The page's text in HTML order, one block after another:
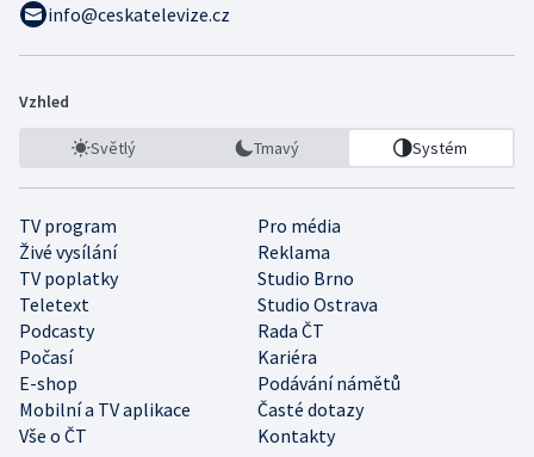
info@ceskatelevize.cz
Vzhled
Světlý Tmavý Systém
TV program
Pro média
Živé vysílání
Reklama
TV poplatky
Studio Brno
Teletext
Studio Ostrava
Podcasty
Rada ČT
Počasí
Kariéra
E-shop
Podávání námětů
Mobilní a TV aplikace
Časté dotazy
Vše o ČT
Kontakty